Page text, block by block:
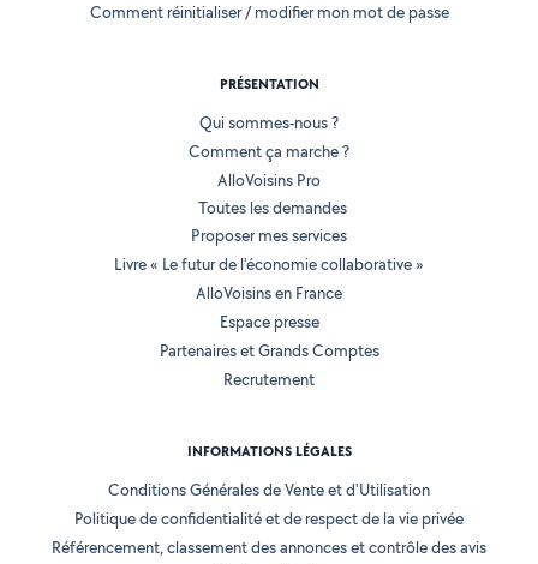
Comment réinitialiser / modifier mon mot de passe
PRÉSENTATION
Qui sommes-nous ?
Comment ça marche ?
AlloVoisins Pro
Toutes les demandes
Proposer mes services
Livre « Le futur de l'économie collaborative »
AlloVoisins en France
Espace presse
Partenaires et Grands Comptes
Recrutement
INFORMATIONS LÉGALES
Conditions Générales de Vente et d'Utilisation
Politique de confidentialité et de respect de la vie privée
Référencement, classement des annonces et contrôle des avis